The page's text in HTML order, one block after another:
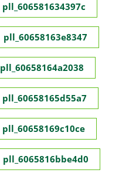
pll_606581634397c
pll_60658163e8347
pll_60658164a2038
pll_60658165d55a7
pll_60658169c10ce
pll_6065816bbe4d0